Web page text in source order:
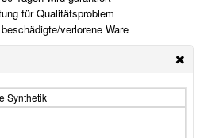
für Qualitätsproblem
verlorene Ware
Synthetik